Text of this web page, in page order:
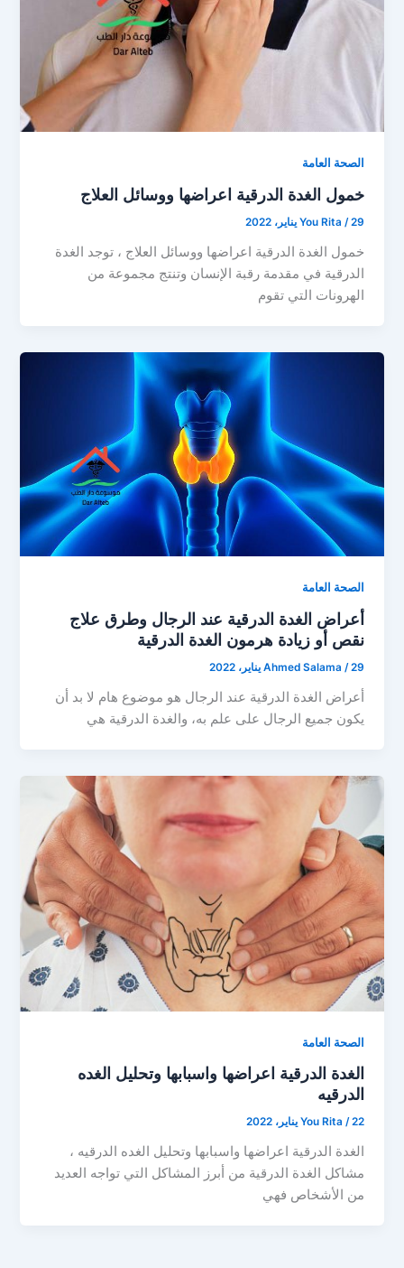
الصحة العامة
خمول الغدة الدرقية اعراضها ووسائل العلاج
You Rita /29 يناير، 2022
خمول الغدة الدرقية اعراضها ووسائل العلاج ، توجد الغدة
الدرقية في مقدمة رقبة الإنسان وتنتج مجموعة من
الهرونات التي تقوم
الصحة العامة
أعراض الغدة الدرقية عند الرجال وطرق علاج
نقص أو زيادة هرمون الغدة الدرقية
Ahmed Salama /29 يناير، 2022
أعراض الغدة الدرقية عند الرجال هو موضوع هام لا بد أن
يكون جميع الرجال على علم به، والغدة الدرقية هي
الصحة العامة
الغدة الدرقية اعراضها واسبابها وتحليل الغده
الدرقيه
You Rita /22 يناير، 2022
الغدة الدرقية اعراضها واسبابها وتحليل الغده الدرقيه ،
مشاكل الغدة الدرقية من أبرز المشاكل التي تواجه العديد
من الأشخاص فهي